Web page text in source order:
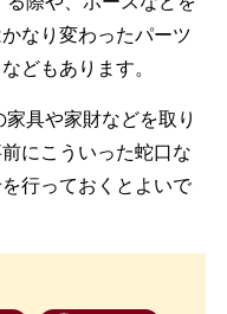
なり変わったパーツ
どもあります。
具や家財などを取り
にこういった蛇口な
行っておくとよいで